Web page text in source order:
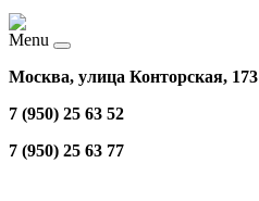
Menu
Москва, улица Конторская, 173
7 (950) 25 63 52
7 (950) 25 63 77